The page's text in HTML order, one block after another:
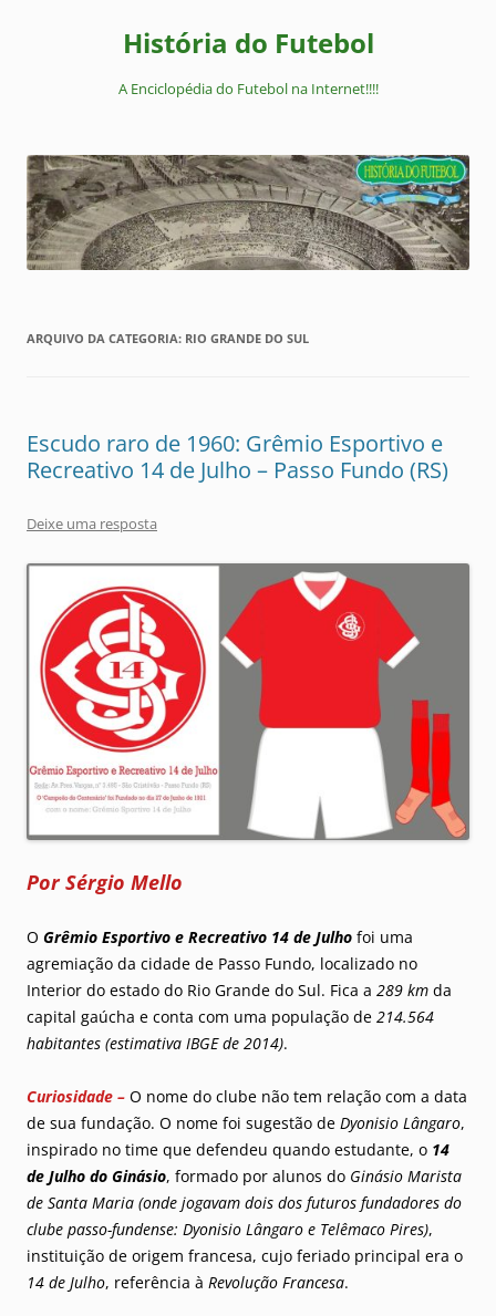
História do Futebol
A Enciclopédia do Futebol na Internet!!!!
ARQUIVO DA CATEGORIA: RIO GRANDE DO SUL
Escudo raro de 1960: Grêmio Esportivo e
Recreativo 14 de Julho – Passo Fundo (RS)
Deixe uma resposta
Por Sérgio Mello
O Grêmio Esportivo e Recreativo 14 de Julho foi uma
agremiação da cidade de Passo Fundo, localizado no
Interior do estado do Rio Grande do Sul. Fica a 289 km da
capital gaúcha e conta com uma população de 214.564
habitantes (estimativa IBGE de 2014).
Curiosidade – O nome do clube não tem relação com a data
de sua fundação. O nome foi sugestão de Dyonisio Lângaro,
inspirado no time que defendeu quando estudante, o 14
de Julho do Ginásio, formado por alunos do Ginásio Marista
de Santa Maria (onde jogavam dois dos futuros fundadores do
clube passo-fundense: Dyonisio Lângaro e Telêmaco Pires),
instituição de origem francesa, cujo feriado principal era o
14 de Julho, referência à Revolução Francesa.